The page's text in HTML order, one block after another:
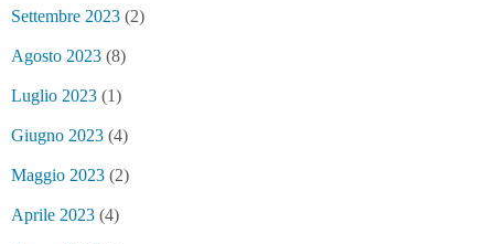
Settembre 2023 (2)
Agosto 2023 (8)
Luglio 2023 (1)
Giugno 2023 (4)
Maggio 2023 (2)
Aprile 2023 (4)